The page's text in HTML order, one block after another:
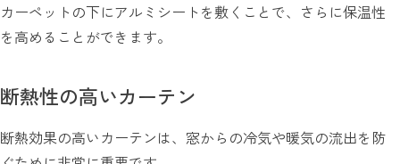
カーペットの下にアルミシートを敷くことで、さらに保温性
を高めることができます。
断熱性の高いカーテン
断熱効果の高いカーテンは、窓からの冷気や暖気の流出を防